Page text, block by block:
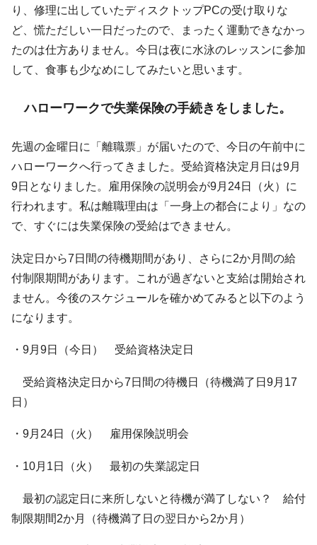
り、修理に出していたディスクトップPCの受け取りな
ど、慌ただしい一日だったので、まったく運動できなかっ
たのは仕方ありません。今日は夜に水泳のレッスンに参加
して、食事も少なめにしてみたいと思います。
ハローワークで失業保険の手続きをしました。
先週の金曜日に「離職票」が届いたので、今日の午前中に
ハローワークへ行ってきました。受給資格決定月日は9月
9日となりました。雇用保険の説明会が9月24日（火）に
行われます。私は離職理由は「一身上の都合により」なの
で、すぐには失業保険の受給はできません。
決定日から7日間の待機期間があり、さらに2か月間の給
付制限期間があります。これが過ぎないと支給は開始され
ません。今後のスケジュールを確かめてみると以下のよう
になります。
・9月9日（今日） 受給資格決定日
受給資格決定日から7日間の待機日（待機満了日9月17
日）
・9月24日（火） 雇用保険説明会
・10月1日（火） 最初の失業認定日
最初の認定日に来所しないと待機が満了しない？ 給付
制限期間2か月（待機満了日の翌日から2か月）